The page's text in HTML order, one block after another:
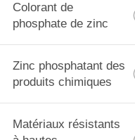
Colorant de
phosphate de zinc
Zinc phosphatant des
produits chimiques
Matériaux résistants